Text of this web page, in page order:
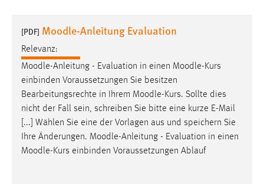
[PDF] Moodle-Anleitung Evaluation
Relevanz:
Moodle-Anleitung - Evaluation in einen Moodle-Kurs
einbinden Voraussetzungen Sie besitzen
Bearbeitungsrechte in Ihrem Moodle-Kurs. Sollte dies
nicht der Fall sein, schreiben Sie bitte eine kurze E-Mail
[...] Wählen Sie eine der Vorlagen aus und speichern Sie
Ihre Änderungen. Moodle-Anleitung - Evaluation in einen
Moodle-Kurs einbinden Voraussetzungen Ablauf
Performance
Name:
staticfilecache
Zweck:
Für performante Seitenauslieferung wird in diesem Cookie
gespeichert, ob man eingeloggt ist.
Sprachpräferenz